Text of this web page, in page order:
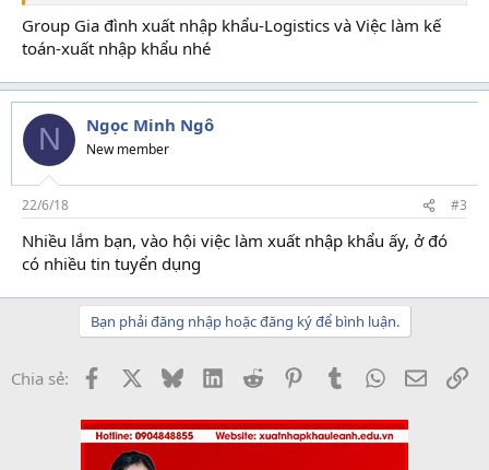
Group Gia đình xuất nhập khẩu-Logistics và Việc làm kế
toán-xuất nhập khẩu nhé
N Ngọc Minh Ngô
New member
22/6/18 #3
Nhiều lắm bạn, vào hội việc làm xuất nhập khẩu ấy, ở đó
có nhiều tin tuyển dụng
Bạn phải đăng nhập hoặc đăng ký để bình luận.
Chia sẻ: Facebook BlueskyLinkedInReddit PinterestTumblrWhatsApp
Email